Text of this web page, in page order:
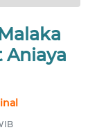
Aniaya